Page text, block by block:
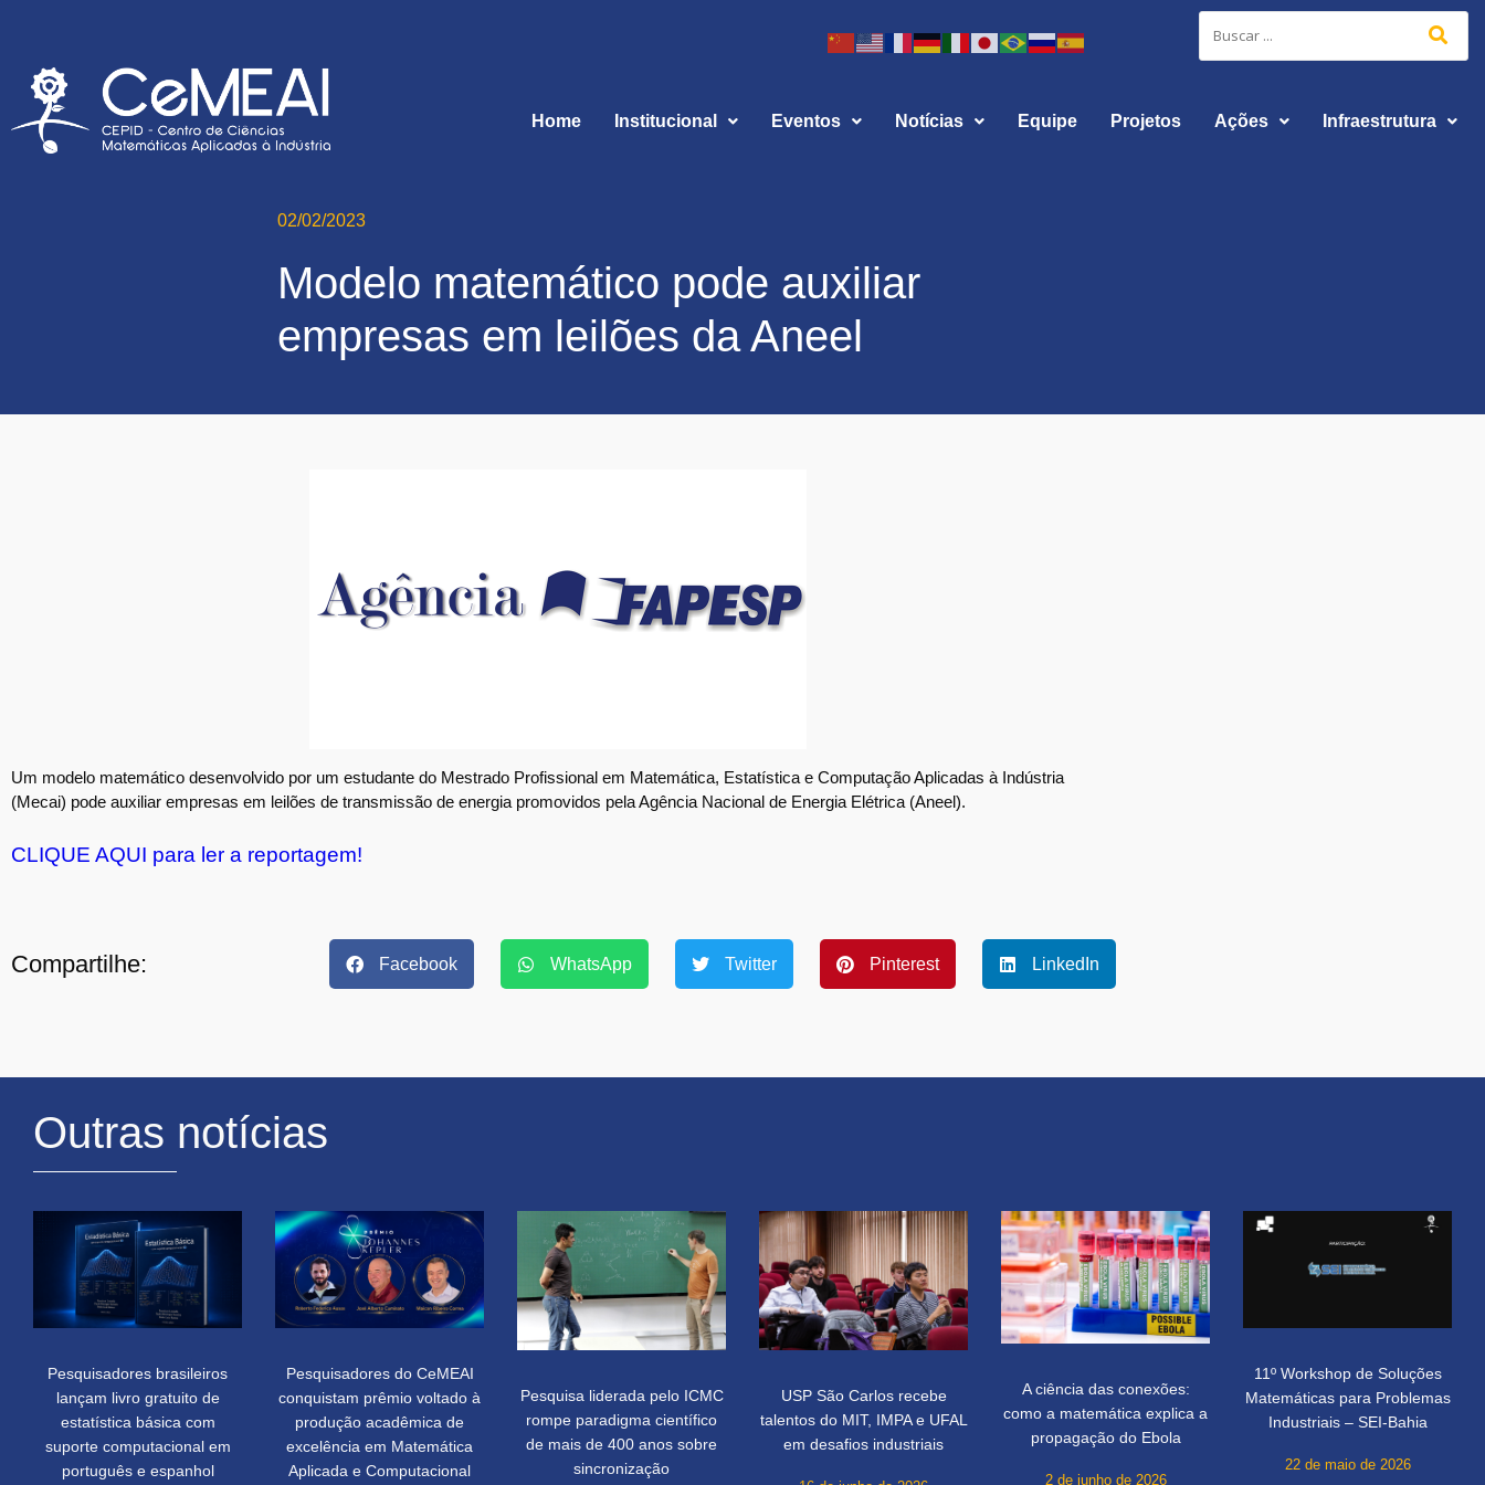
Home Institucional Eventos Notícias Equipe Projetos Ações Infraestrutura
02/02/2023
Modelo matemático pode auxiliar
empresas em leilões da Aneel
Um modelo matemático desenvolvido por um estudante do Mestrado Profissional em Matemática, Estatística e Computação Aplicadas à Indústria
(Mecai) pode auxiliar empresas em leilões de transmissão de energia promovidos pela Agência Nacional de Energia Elétrica (Aneel).
CLIQUE AQUI para ler a reportagem!
Compartilhe: Facebook WhatsApp Twitter Pinterest LinkedIn
Outras notícias
Pesquisadores brasileiros
lançam livro gratuito de
estatística básica com
suporte computacional em
português e espanhol
Pesquisadores do CeMEAI
conquistam prêmio voltado à
produção acadêmica de
excelência em Matemática
Aplicada e Computacional
Pesquisa liderada pelo ICMC
rompe paradigma científico
de mais de 400 anos sobre
sincronização
USP São Carlos recebe
talentos do MIT, IMPA e UFAL
em desafios industriais
A ciência das conexões:
como a matemática explica a
propagação do Ebola
2 de junho de 2026
11º Workshop de Soluções
Matemáticas para Problemas
Industriais – SEI-Bahia
22 de maio de 2026